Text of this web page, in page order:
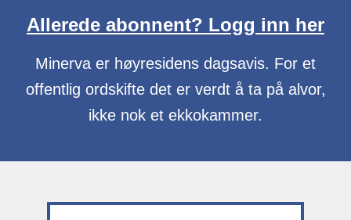
Allerede abonnent? Logg inn her
Minerva er høyresidens dagsavis. For et
offentlig ordskifte det er verdt å ta på alvor,
ikke nok et ekkokammer.